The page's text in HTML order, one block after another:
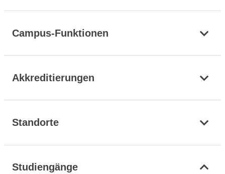
Campus-Funktionen
Akkreditierungen
Standorte
Studiengänge